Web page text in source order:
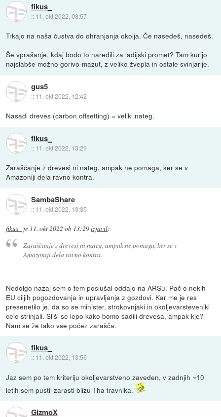
fikus_
:: 11. okt 2022, 08:57
Trkajo na naša čustva do ohranjanja okolja. Če nasedeš, nasedeš.
Še vprašanje, kdaj bodo to naredili za ladijski promet? Tam kurijo
najslabše možno gorivo-mazut, z veliko žvepla in ostale svinjarije.
gus5
:: 11. okt 2022, 12:42
Nasadi dreves (carbon offsetting) = veliki nateg.
fikus_
:: 11. okt 2022, 13:29
Zaraščanje z drevesi ni nateg, ampak ne pomaga, ker se v
Amazoniji dela ravno kontra.
SambaShare
:: 11. okt 2022, 13:35
fikus_ je 11. okt 2022 ob 13:29izjavil:
Zaraščanje z drevesi ni nateg, ampak ne pomaga, ker se v
Amazoniji dela ravno kontra.
Nedolgo nazaj sem o tem poslušal oddajo na ARSu. Pač o nekih
EU ciljih pogozdovanja in upravljanja z gozdovi. Kar me je res
presenetilo je, da so se minister, strokovnjaki in okoljevarsteveniki
celo strinjali. Sliši se lepo kako bomo sadili drevesa, ampak kje?
Nam se že tako vse počez zarašča.
fikus_
:: 11. okt 2022, 13:56
Jaz sem po tem kriteriju okoljevarstveno zaveden, v zadnjih ~10
letih sem pustil zarasti blizu 1ha travnika.
GizmoX